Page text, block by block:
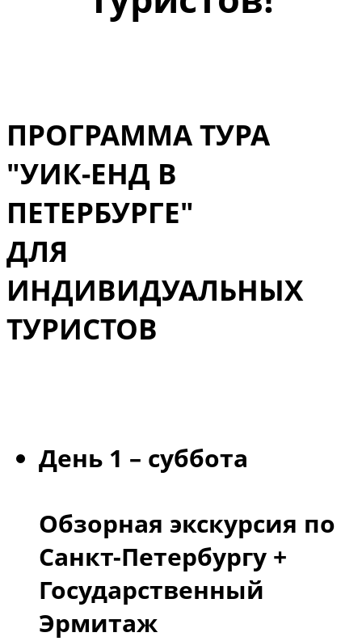
ПРОГРАММА ТУРА
"УИК-ЕНД В
ПЕТЕРБУРГЕ"
ДЛЯ
ИНДИВИДУАЛЬНЫХ
ТУРИСТОВ
День 1 – суббота
Обзорная экскурсия по
Санкт-Петербургу +
Государственный
Эрмитаж